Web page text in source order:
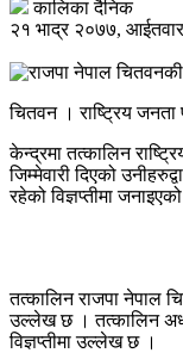
कालिका दैनिक
२१ भाद्र २०७७,
चितवन । राष्ट्रिय जनता
केन्द्रमा तत्कालिन
जिम्मेवारी दिएको
रहेको विज्ञप्तीमा
तत्कालिन राजपा नेपाल
उल्लेख छ । तत्कालिन
विज्ञप्तीमा उल्लेख छ ।